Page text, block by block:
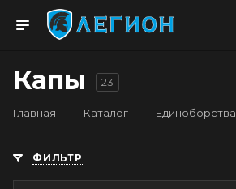
Капы 23
Главная — Каталог — Единоборства
ФИЛЬТР